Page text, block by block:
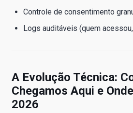
Controle de consentimento
Logs auditáveis (quem
A Evolução Técnica:
Chegamos Aqui e
2026